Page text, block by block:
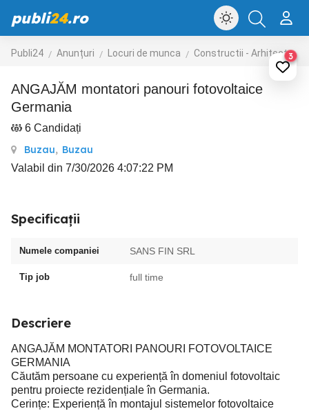
publi24.ro
Publi24 Anunțuri Locuri de munca Constructii - Arhitectura - Design3
ANGAJĂM montatori panouri fotovoltaice
Germania
6 Candidați
Buzau, Buzau
Valabil din 7/30/2026 4:07:22 PM
Specificații
Numele companiei SANS FIN SRL
Tip job full time
Descriere
ANGAJĂM MONTATORI PANOURI FOTOVOLTAICE
GERMANIA
Căutăm persoane cu experiență în domeniul fotovoltaic
pentru proiecte rezidențiale în Germania.
Cerințe: Experiență în montajul sistemelor fotovoltaice